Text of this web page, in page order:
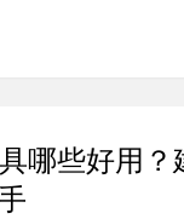
哪些好用？